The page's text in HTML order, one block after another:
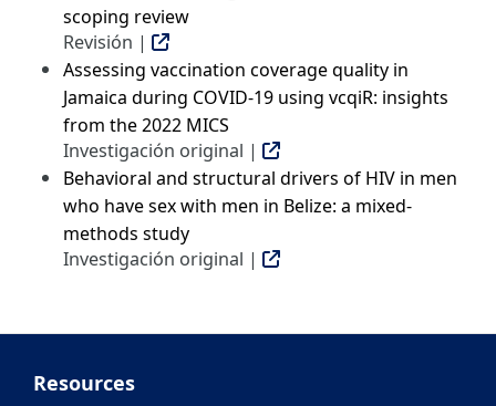
scoping review
Revisión |
Assessing vaccination coverage quality in
Jamaica during COVID-19 using vcqiR: insights
from the 2022 MICS
Investigación original |
Behavioral and structural drivers of HIV in men
who have sex with men in Belize: a mixed-
methods study
Investigación original |
Resources